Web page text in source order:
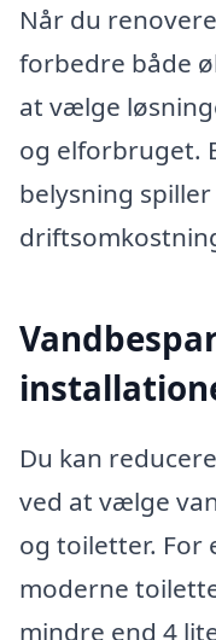
Når du
forbedre både
at vælge
og elforbruget.
belysning
Du kan
ved at vælge
og toiletter. For
moderne
mindre end 4